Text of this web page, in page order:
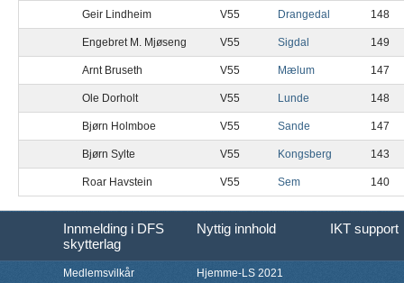
Geir Lindheim V55 Drangedal 148
Engebret M. Mjøseng V55 Sigdal 149
Arnt Bruseth V55 Mælum 147
Ole Dorholt V55 Lunde 148
Bjørn Holmboe V55 Sande 147
Bjørn Sylte V55 Kongsberg 143
Roar Havstein V55 Sem 140
Innmelding i DFS
skytterlag
Nyttig innhold IKT support
Medlemsvilkår
Hjemme-LS 2021